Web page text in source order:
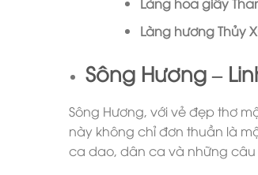
Làng hương Thủy
Sông Hương –
Sông Hương, với vẻ đẹp thơ
này không chỉ đơn thuần là
ca dao, dân ca và những câu